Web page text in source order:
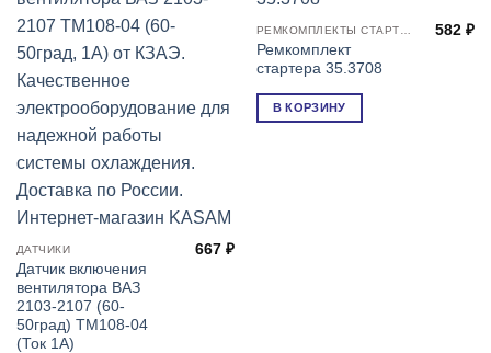
ДАТЧИКИ
Датчик включения
вентилятора ВАЗ
2103-2107 (60-
50град) ТМ108-04
(Ток 1А)
667₽
Ремкомплект
стартера 35.3708
582₽
В КОРЗИНУ